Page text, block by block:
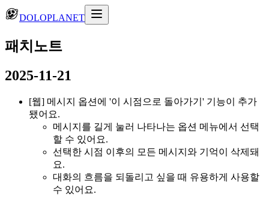
DOLOPLANET
패치노트
2025-11-21
[웹] 메시지 옵션에 '이 시점으로 돌아가기' 기능이 추가
됐어요.
메시지를 길게 눌러 나타나는 옵션 메뉴에서 선택
할 수 있어요.
선택한 시점 이후의 모든 메시지와 기억이 삭제돼
요.
대화의 흐름을 되돌리고 싶을 때 유용하게 사용할
수 있어요.